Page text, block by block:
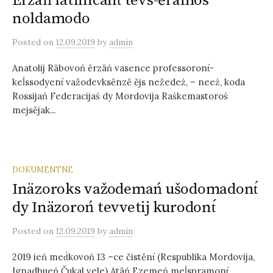
noldamodo
Posted on 12.09.2019 byadmin
Anatolij Räbovoń ěrzäń vasence professoront́-
keĺssodyent́ važodevksěnzě ějs nežedeź, – neeź, koda
Rossijań Federacijaś dy Mordovija Raśkemastoroś
mejsějak...
DOKUMENTNE
Inäzoroks važodemań ušodomadont́
dy Inäzoroń tevvetij kurodont́
Posted on 12.09.2019 byadmin
2019 ień med́kovoń 13 –ce čistěnt́ (Respublika Mordovija,